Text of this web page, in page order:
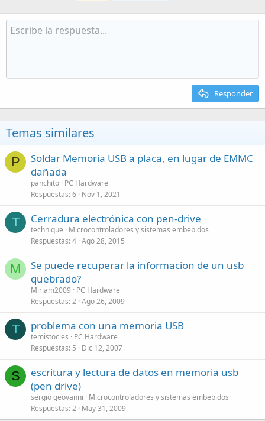
Responder
Temas similares
P
Soldar Memoria USB a placa, en lugar de EMMC
dañada
panchito PC Hardware
Respuestas 6 Nov 1, 2021
T Cerradura electrónica con pen-drive
technique
Microcontroladores y sistemas embebidos
Respuestas 4 Ago 28, 2015
M
Se puede recuperar la informacion de un usb
quebrado?
Miriam2009
PC Hardware
Respuestas 2 Ago 26, 2009
T problema con una memoria USB
temistocles
PC Hardware
Respuestas 5 Dic 12, 2007
S
escritura y lectura de datos en memoria usb
(pen drive)
sergio geovanni
Microcontroladores y sistemas embebidos
Respuestas 2 May 31, 2009